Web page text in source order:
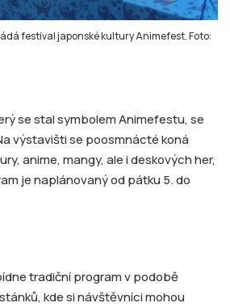
festival japonské kultury Animefest. Foto:
se stal symbolem Animefestu, se
výstavišti se poosmnácté koná
anime, mangy, ale i deskových her,
je naplánovaný od pátku 5. do
tradiční program v podobě
kde si návštěvníci mohou